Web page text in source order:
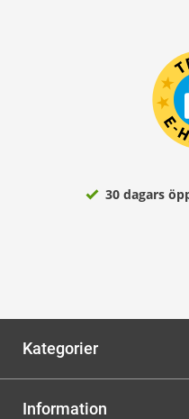
30 dagars
Kategorier
Information